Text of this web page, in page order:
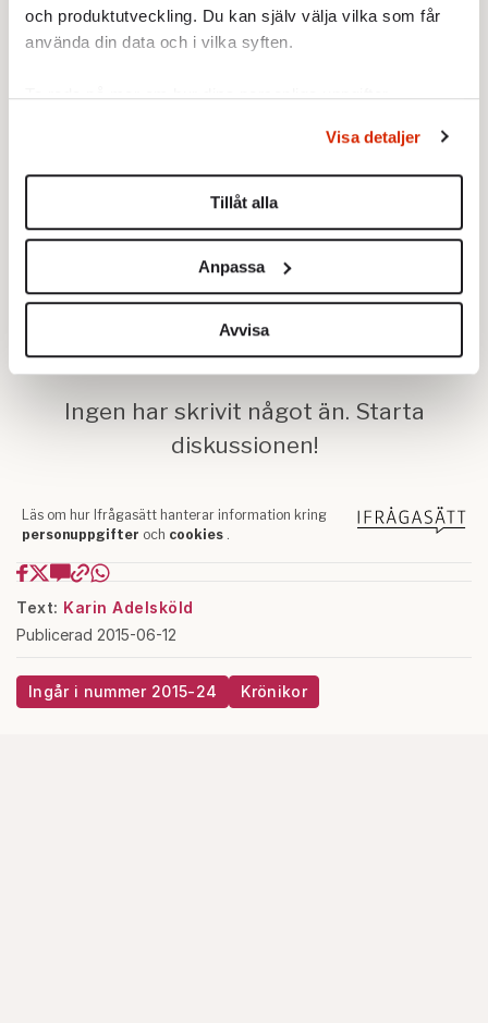
och produktutveckling. Du kan själv välja vilka som får
använda din data och i vilka syften.
Ta reda på mer om hur dina personliga uppgifter
Du kan ändra eller dra tillbaka ditt samtycke när som
helst från cookie-förklaringen.
Vi använder enhetsidentifierare för att anpassa innehållet
för sociala medier och analysera vår trafik. Vi
vidarebefordrar även sådana identifierare och annan
information från din enhet till de sociala medier och
annons- och analysföretag som vi samarbetar med.
information som du har tillhandahållit eller som de har
samlat in när du har använt deras tjänster.
Visa detaljer
Tillåt alla
Anpassa
Avvisa
Text: Karin Adelsköld
Publicerad 2015-06-12
Ingår i nummer 2015-24 Krönikor